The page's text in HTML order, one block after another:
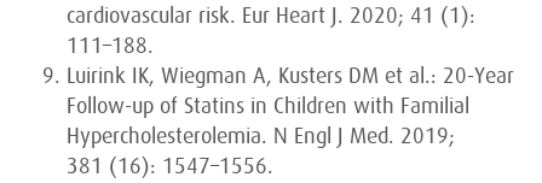
cardiovascular risk. Eur Heart J. 2020; 41 (1):
111–188.
Luirink IK, Wiegman A, Kusters DM et al.: 20-Year
Follow-up of Statins in Children with Familial
Hypercholesterolemia. N Engl J Med. 2019;
381 (16): 1547–1556.